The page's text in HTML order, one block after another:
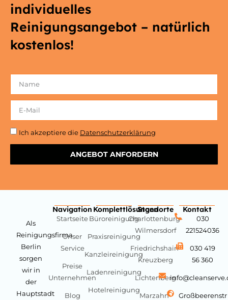
individuelles
Reinigungsangebot – natürlich
kostenlos!
Ich akzeptiere die Datenschutzerklärung
ANGEBOT ANFORDERN
Als
Reinigungsfirma
Berlin
sorgen
wir in
der
Hauptstadt
Navigation
Startseite
Unser
Service
Preise
Unternehmen
Blog
Komplettlösungen
Büroreinigung
Praxisreinigung
Kanzleireinigung
Ladenreinigung
Hotelreinigung
Standorte
Charlottenburg-
Wilmersdorf
Friedrichshain-
Kreuzberg
Lichtenberg
Marzahn-
Kontakt
030
221524036
030 419
56 360
Großbeerenstr